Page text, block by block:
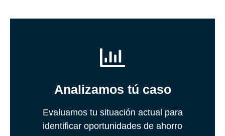
Analizamos tú caso
Evaluamos tu situación actual para
identificar oportunidades de ahorro
Estudiamos tus costes energéticos de
forma detallada y sin compromiso.
Encuentra el potencial de ahorro
adaptado a tu consumo
Conoce más